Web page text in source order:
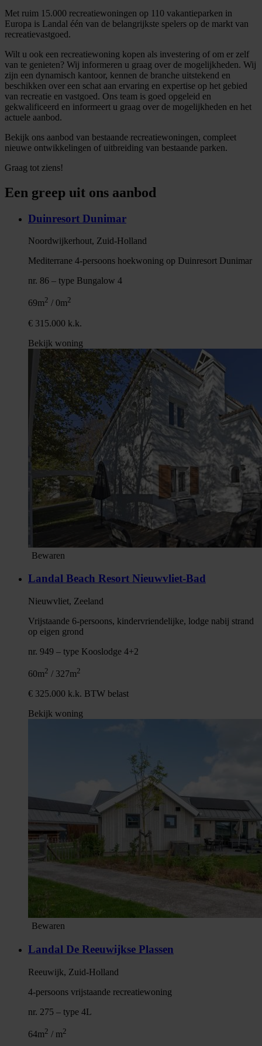
Met ruim 15.000 recreatiewoningen op 110 vakantieparken in
Europa is Landal één van de belangrijkste spelers op de markt van
recreatievastgoed.
Wilt u ook een recreatiewoning kopen als investering of om er zelf
van te genieten? Wij informeren u graag over de mogelijkheden. Wij
zijn een dynamisch kantoor, kennen de branche uitstekend en
beschikken over een schat aan ervaring en expertise op het gebied
van recreatie en vastgoed. Ons team is goed opgeleid en
gekwalificeerd en informeert u graag over de mogelijkheden en het
actuele aanbod.
Bekijk ons aanbod van bestaande recreatiewoningen, compleet
nieuwe ontwikkelingen of uitbreiding van bestaande parken.
Graag tot ziens!
Een greep uit ons aanbod
Duinresort Dunimar
Noordwijkerhout, Zuid-Holland
Mediterrane 4-persoons hoekwoning op Duinresort Dunimar
nr. 86 – type Bungalow 4
69m2 / 0m2
€ 315.000 k.k.
Bekijk woning
Bewaren
Landal Beach Resort Nieuwvliet-Bad
Nieuwvliet, Zeeland
Vrijstaande 6-persoons, kindervriendelijke, lodge nabij strand
op eigen grond
nr. 949 – type Kooslodge 4+2
60m2 / 327m2
€ 325.000 k.k. BTW belast
Bekijk woning
Bewaren
Landal De Reeuwijkse Plassen
Reeuwijk, Zuid-Holland
4-persoons vrijstaande recreatiewoning
nr. 275 – type 4L
64m2 / m2